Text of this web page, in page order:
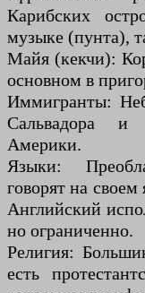
Карибских
музыке (пунта),
Майя (кекчи):
основном в
Иммигранты:
Сальвадора и
Америки.
Языки:
говорят на
Английский
но ограниченно.
Религия:
есть